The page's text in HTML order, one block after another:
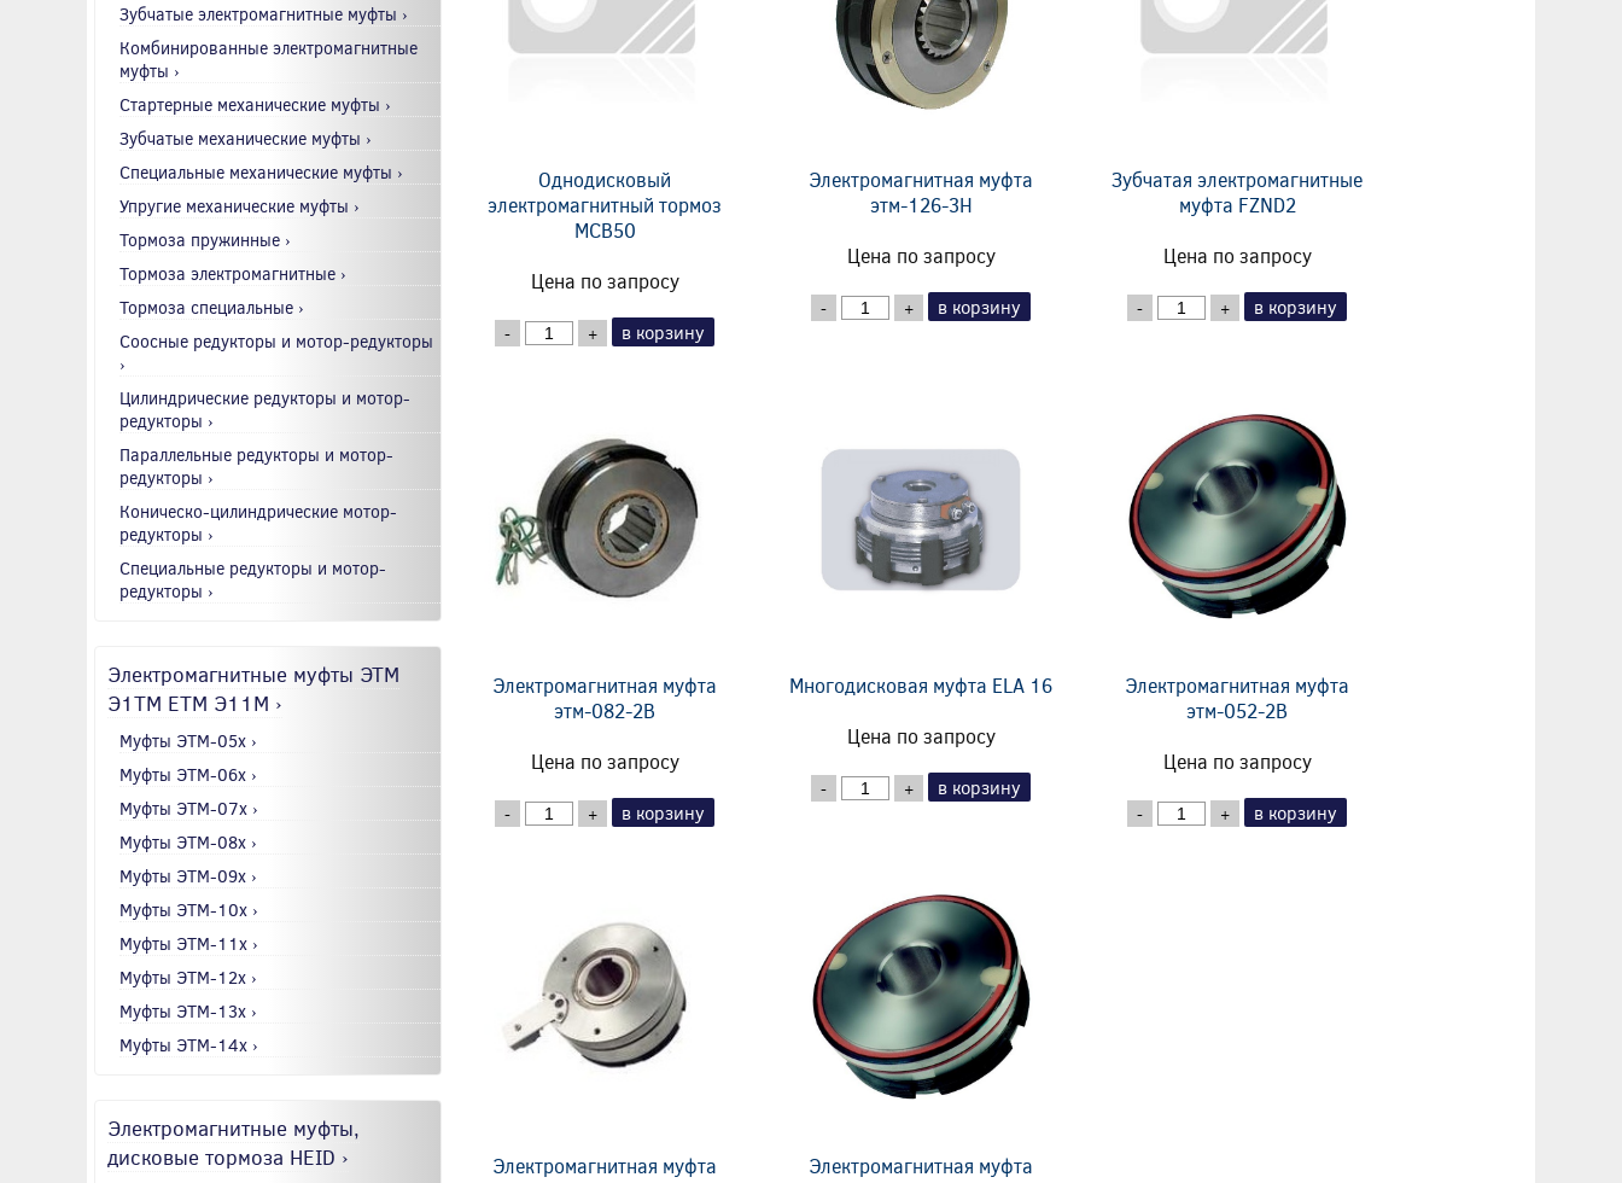
Зубчатые электромагнитные муфты ›
Комбинированные электромагнитные
муфты ›
Стартерные механические муфты ›
Зубчатые механические муфты ›
Специальные механические муфты ›
Упругие механические муфты ›
Тормоза пружинные ›
Тормоза электромагнитные ›
Тормоза специальные ›
Соосные редукторы и мотор-редукторы
›
Цилиндрические редукторы и мотор-
редукторы ›
Параллельные редукторы и мотор-
редукторы ›
Коническо-цилиндрические мотор-
редукторы ›
Специальные редукторы и мотор-
редукторы ›
Электромагнитные муфты ЭТМ
Э1ТМ ETM Э11М ›
Муфты ЭТМ-05x ›
Муфты ЭТМ-06x ›
Муфты ЭТМ-07x ›
Муфты ЭТМ-08x ›
Муфты ЭТМ-09x ›
Муфты ЭТМ-10x ›
Муфты ЭТМ-11x ›
Муфты ЭТМ-12x ›
Муфты ЭТМ-13x ›
Муфты ЭТМ-14x ›
Электромагнитные муфты,
дисковые тормоза HEID ›
Однодисковый
электромагнитный тормоз
MCB50
Цена по запросу
- + в корзину
Электромагнитная муфта
этм-126-3Н
Цена по запросу
- + в корзину
Зубчатая электромагнитные
муфта FZND2
Цена по запросу
- + в корзину
Электромагнитная муфта
этм-082-2В
Цена по запросу
- + в корзину
Многодисковая муфта ELA 16
Цена по запросу
- + в корзину
Электромагнитная муфта
этм-052-2В
Цена по запросу
- + в корзину
Электромагнитная муфта
Электромагнитная муфта